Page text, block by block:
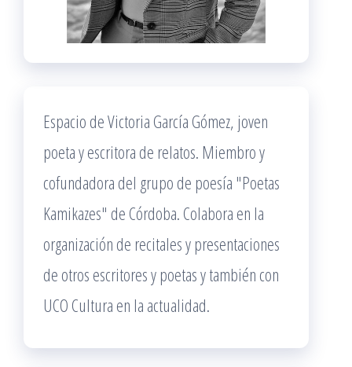
Espacio de Victoria García Gómez, joven
poeta y escritora de relatos. Miembro y
cofundadora del grupo de poesía "Poetas
Kamikazes" de Córdoba. Colabora en la
organización de recitales y presentaciones
de otros escritores y poetas y también con
UCO Cultura en la actualidad.